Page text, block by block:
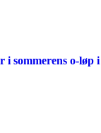
i sommerens o-løp i